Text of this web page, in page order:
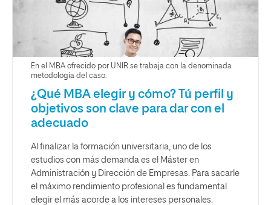
En el MBA ofrecido por UNIR se trabaja con la denominada
metodología del caso.
¿Qué MBA elegir y cómo? Tú perfil y
objetivos son clave para dar con el
adecuado
Al finalizar la formación universitaria, uno de los
estudios con más demanda es el Máster en
Administración y Dirección de Empresas. Para sacarle
el máximo rendimiento profesional es fundamental
elegir el más acorde a los intereses personales.